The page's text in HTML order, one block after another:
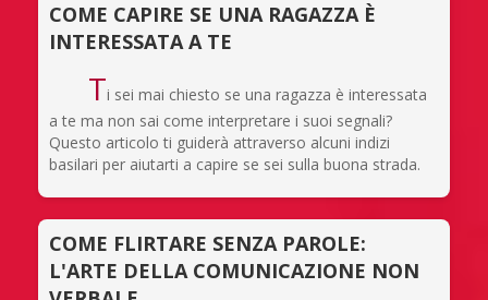
COME CAPIRE SE UNA RAGAZZA È
INTERESSATA A TE
Ti sei mai chiesto se una ragazza è interessata
a te ma non sai come interpretare i suoi segnali?
Questo articolo ti guiderà attraverso alcuni indizi
basilari per aiutarti a capire se sei sulla buona strada.
COME FLIRTARE SENZA PAROLE:
L'ARTE DELLA COMUNICAZIONE NON